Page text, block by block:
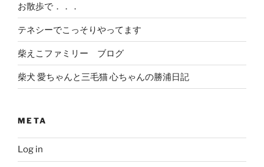
お散歩で．．．
テネシーでこっそりやってます
柴えこファミリー ブログ
柴犬 愛ちゃんと三毛猫 心ちゃんの勝浦日記
META
Log in